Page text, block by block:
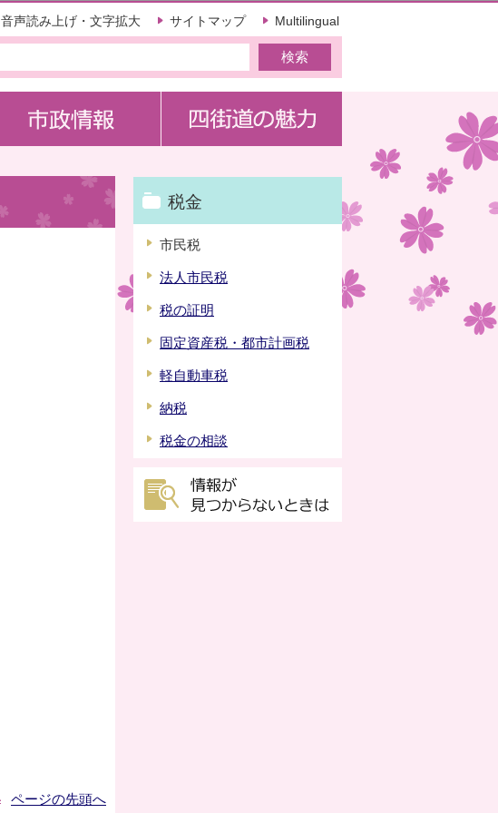
音声読み上げ・文字拡大 サイトマップ Multilingual
ページの先頭へ
税金
市民税
法人市民税
税の証明
固定資産税・都市計画税
軽自動車税
納税
税金の相談